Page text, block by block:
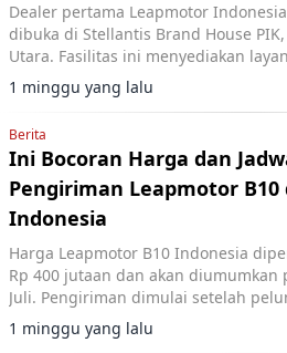
Dealer pertama Leapmotor
dibuka di Stellantis Brand House PIK,
Utara. Fasilitas ini menyediakan
penjualan dan purna jual terintegrasi
merek Citroën dan Jeep.
1 minggu yang lalu
Berita
Ini Bocoran Harga dan
Pengiriman Leapmotor B10
Indonesia
Harga Leapmotor B10 Indonesia
Rp 400 jutaan dan akan diumumkan
Juli. Pengiriman dimulai setelah
GIIAS 2026.
1 minggu yang lalu